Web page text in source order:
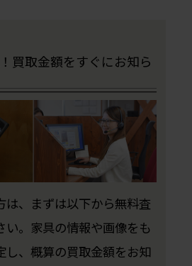
買取金額をすぐにお知ら
は、まずは以下から無料査
い。家具の情報や画像をも
し、概算の買取金額をお知